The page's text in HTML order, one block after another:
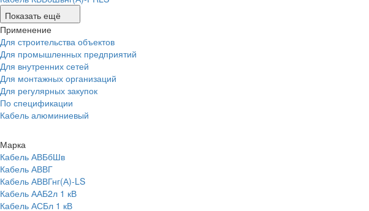
Показать ещё
Применение
Для строительства объектов
Для промышленных предприятий
Для внутренних сетей
Для монтажных организаций
Для регулярных закупок
По спецификации
Кабель алюминиевый
Марка
Кабель АВБбШв
Кабель АВВГ
Кабель АВВГнг(А)-LS
Кабель ААБ2л 1 кВ
Кабель АСБл 1 кВ